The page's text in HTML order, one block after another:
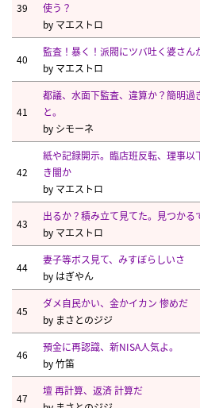
39
使う？
by マエストロ
40
監査！暴く！派閥にツバ吐く婆さん
by マエストロ
41
都議、水面下監査、違算か？簡明過
と。
by シモーネ
42
紙や記録開示。臨店班反転、理事以
き闇か
by マエストロ
43
出るか？積み立て見てた。見つかる
by マエストロ
44
妻子等ボス見て、みすぼらしいさ
by はぎやん
45
ダメ自民かい、金かイカン 惨めだ
by まさとのジジ
46
預金に再認識、新NISA人気よ。
by竹笛
47
壇 再計算、返済 計算だ